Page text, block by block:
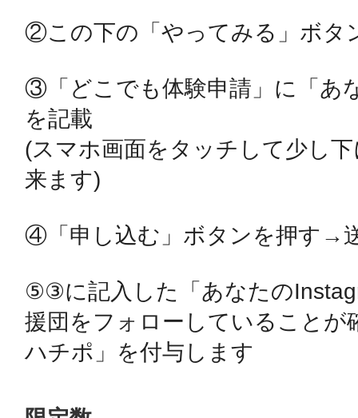
②この下の「やってみる」ボタ
③「どこでも体験申請」に「あ
を記載
(スマホ画面をタッチして少し
来ます)
④「申し込む」ボタンを押す→
⑤③に記入した「あなたの
援団をフォローしていることが
ハチポ」を付与します
日置
高知市
シモキ
多度津